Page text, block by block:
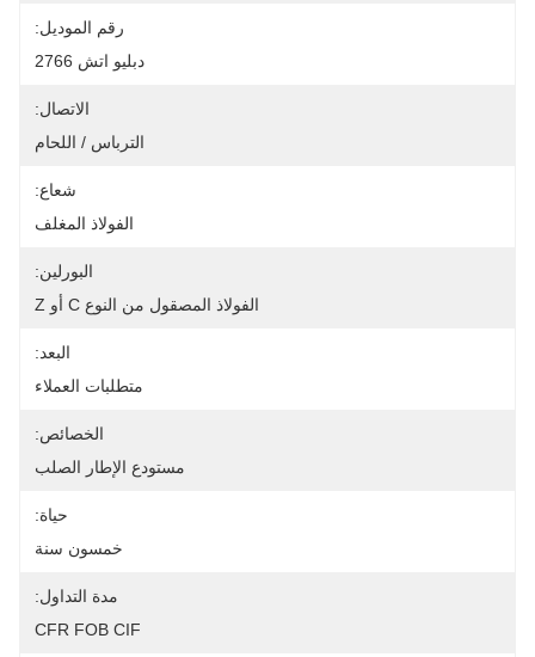
رقم الموديل:
دبليو اتش 2766
الاتصال:
الترباس / اللحام
شعاع:
الفولاذ المغلف
البورلين:
الفولاذ المصقول من النوع C أو Z
البعد:
متطلبات العملاء
الخصائص:
مستودع الإطار الصلب
حياة:
خمسون سنة
مدة التداول:
CFR FOB CIF